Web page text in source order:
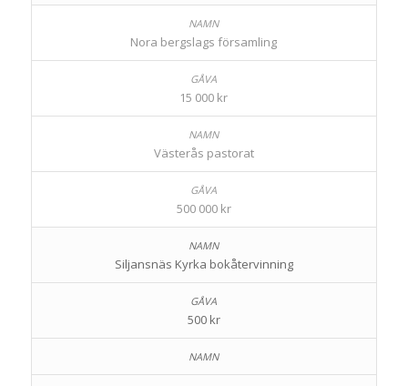
Nora bergslags församling
15 000 kr
Västerås pastorat
500 000 kr
Siljansnäs Kyrka bokåtervinning
500 kr